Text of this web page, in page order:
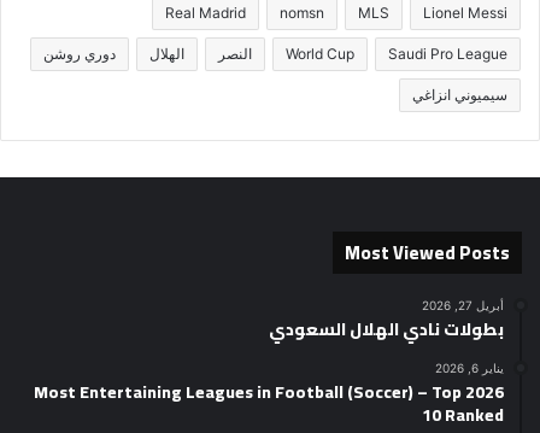
Lionel Messi
MLS
nomsn
Real Madrid
Saudi Pro League
World Cup النصر الهلال دوري روشن
سيميوني انزاغي
Most Viewed Posts
أبريل 27, 2026
بطولات نادي الهلال السعودي
يناير 6, 2026
2026 Most Entertaining Leagues in Football (Soccer) – Top
10 Ranked